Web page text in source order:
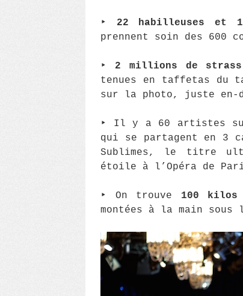
‣ 22 habilleuses et
prennent soin des 600
‣ 2 millions de strass
tenues en taffetas du
sur la photo, juste en-
‣ Il y a 60 artistes sur
qui se partagent en 3
Sublimes, le titre
étoile à l’Opéra de
‣ On trouve 100 kilos
montées à la main sous